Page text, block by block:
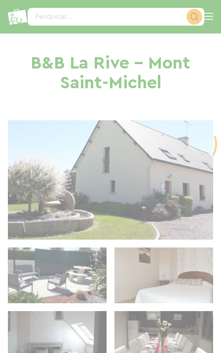
Pesquisar...
B&B La Rive - Mont
Saint-Michel
Painel de Gerenciamento de Cookies